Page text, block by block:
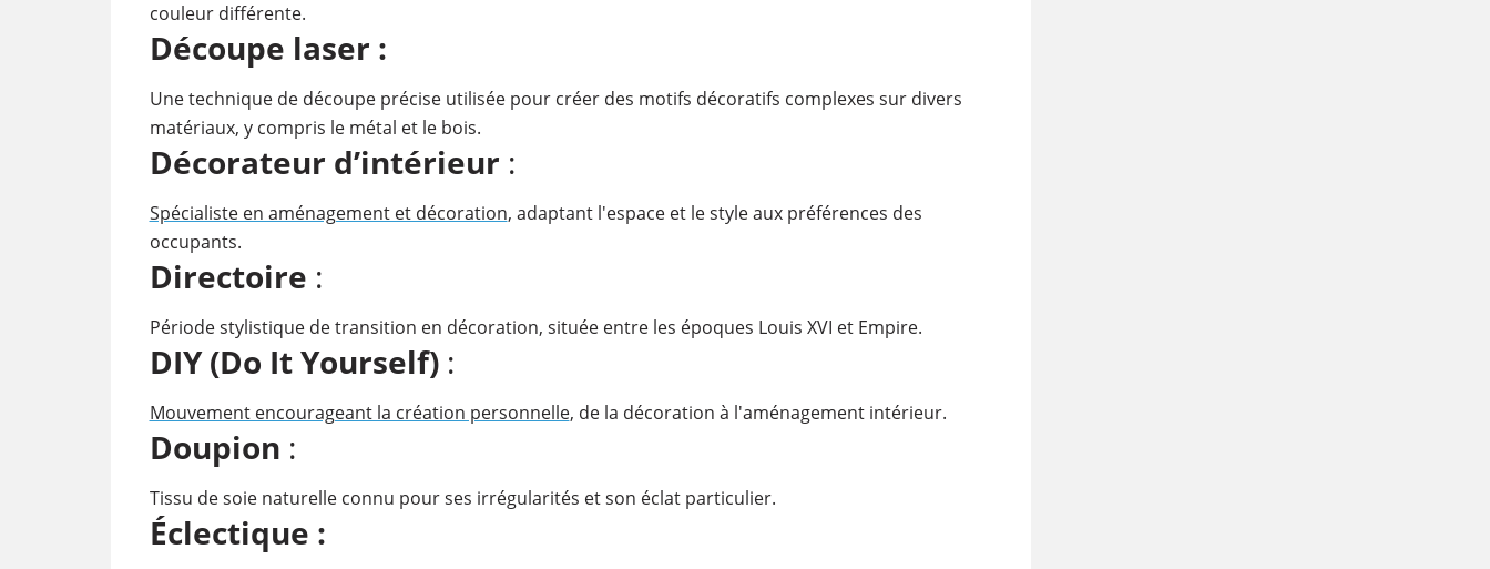
couleur différente.
Découpe laser :
Une technique de découpe précise utilisée pour créer des motifs décoratifs complexes sur divers
matériaux, y compris le métal et le bois.
Décorateur d’intérieur :
Spécialiste en aménagement et décoration, adaptant l'espace et le style aux préférences des
occupants.
Directoire :
Période stylistique de transition en décoration, située entre les époques Louis XVI et Empire.
DIY (Do It Yourself):
Mouvement encourageant la création personnelle, de la décoration à l'aménagement intérieur.
Doupion :
Tissu de soie naturelle connu pour ses irrégularités et son éclat particulier.
Éclectique :